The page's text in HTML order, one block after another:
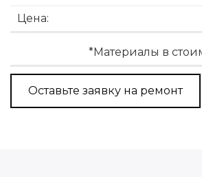
*Материалы в
Оставьте заявку на ремонт